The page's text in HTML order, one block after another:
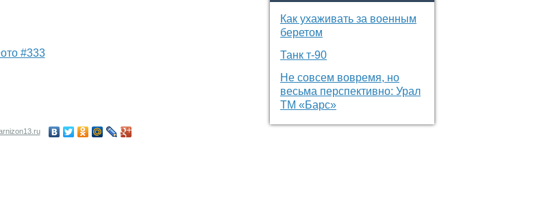
Как ухаживать за военным
беретом
Танк т-90
Не совсем вовремя, но
весьма перспективно: Урал
ТМ «Барс»